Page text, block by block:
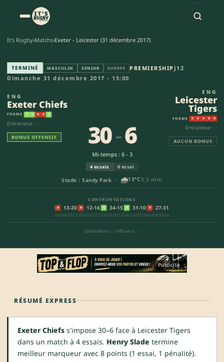
It's Rugby›Matchs›Exeter - Leicester (31 décembre 2017)
Exeter Chiefs - Leicester
TERMINÉ MASCULIN SENIOR EUROPE PREMIERSHIP J12
Dimanche 31 décembre 2017 - 15:00
ENG
Exeter Chiefs
FORME V V D D V
Entraineur : -
BONUS OFFENSIF
Stade : Sandy Park · 🌧️13°C5.5 mm
30-6
Mi-temps : 6 - 3
4 essais 0 essai
CONFRONTATIONS
D 13-20
30/09/2017
D 12-16
19/03/2017
V 34-15
03/03/2017
V 31-10
24/12/2016
D 27-31
06/03/2016
Spectateurs : - Diffuseur : -
ENG
Leicester
Tigers
FORME D D D D D
Entraineur : -
AUCUN BONUS
Publicité
RÉSUMÉ EXPRESS
Exeter Chiefs s'impose 30–6 face à Leicester Tigers
dans un match à 4 essais. Henry Slade termine
meilleur marqueur avec 8 points (1 essai, 1 pénalité).